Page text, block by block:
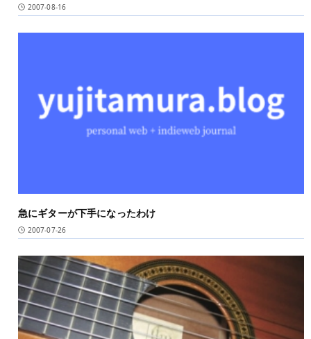
2007-08-16
急にギターが下手になったわけ
2007-07-26